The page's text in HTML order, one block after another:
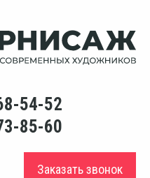
54-52
85-60
Заказать звонок